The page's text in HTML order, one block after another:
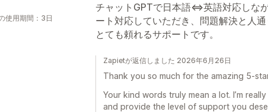
チャットGPTで日本語⇔英語対応しな
ート対応していただき、問題解決と人
とても頼れるサポートです。
使用期間：3日
Zapietが返信しました 2026年6月26日
Thank you so much for the amazing 5-
Your kind words truly mean a lot. I’m
and provide the level of support you